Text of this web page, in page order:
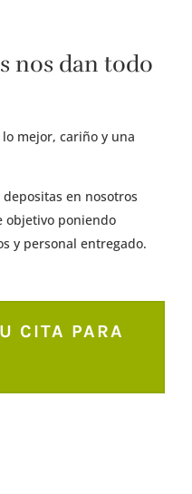
nos dan todo
mejor, cariño y una
en nosotros
objetivo poniendo
y personal entregado.
CITA PARA